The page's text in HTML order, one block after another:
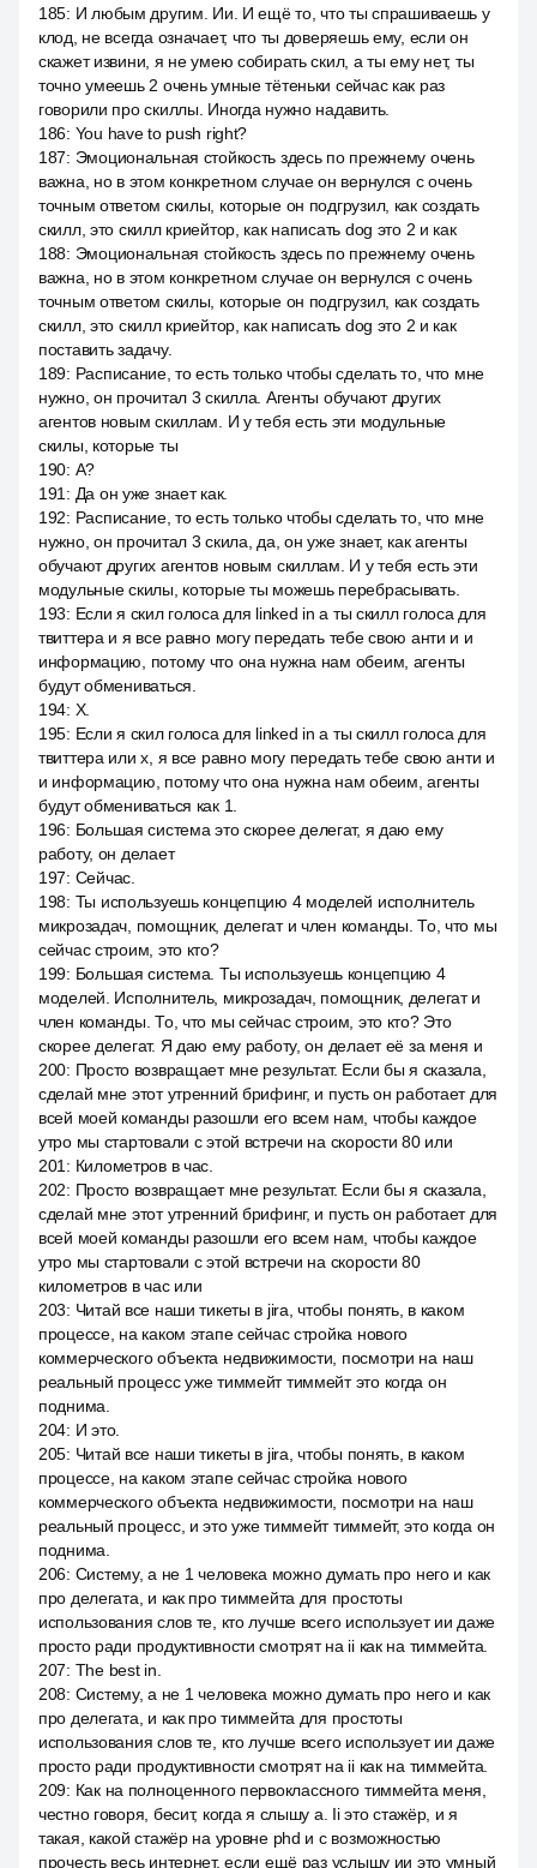
185: И любым другим. Ии. И ещё то, что ты спрашиваешь у
клод, не всегда означает, что ты доверяешь ему, если он
скажет извини, я не умею собирать скил, а ты ему нет, ты
точно умеешь 2 очень умные тётеньки сейчас как раз
говорили про скиллы. Иногда нужно надавить.
186: You have to push right?
187: Эмоциональная стойкость здесь по прежнему очень
важна, но в этом конкретном случае он вернулся с очень
точным ответом скилы, которые он подгрузил, как создать
скилл, это скилл криейтор, как написать dog это 2 и как
188: Эмоциональная стойкость здесь по прежнему очень
важна, но в этом конкретном случае он вернулся с очень
точным ответом скилы, которые он подгрузил, как создать
скилл, это скилл криейтор, как написать dog это 2 и как
поставить задачу.
189: Расписание, то есть только чтобы сделать то, что мне
нужно, он прочитал 3 скилла. Агенты обучают других
агентов новым скиллам. И у тебя есть эти модульные
скилы, которые ты
190: А?
191 : Да он уже знает как.
192: Расписание, то есть только чтобы сделать то, что мне
нужно, он прочитал 3 скила, да, он уже знает, как агенты
обучают других агентов новым скиллам. И у тебя есть эти
модульные скилы, которые ты можешь перебрасывать.
193: Если я скил голоса для linked in а ты скилл голоса для
твиттера и я все равно могу передать тебе свою анти и и
информацию, потому что она нужна нам обеим, агенты
будут обмениваться.
194: X.
195: Если я скил голоса для linked in а ты скилл голоса для
твиттера или x, я все равно могу передать тебе свою анти и
и информацию, потому что она нужна нам обеим, агенты
будут обмениваться как 1.
196: Большая система это скорее делегат, я даю ему
работу, он делает
197: Сейчас.
198: Ты используешь концепцию 4 моделей исполнитель
микрозадач, помощник, делегат и член команды. То, что мы
сейчас строим, это кто?
199: Большая система. Ты используешь концепцию 4
моделей. Исполнитель, микрозадач, помощник, делегат и
член команды. То, что мы сейчас строим, это кто? Это
скорее делегат. Я даю ему работу, он делает её за меня и
200: Просто возвращает мне результат. Если бы я сказала,
сделай мне этот утренний брифинг, и пусть он работает для
всей моей команды разошли его всем нам, чтобы каждое
утро мы стартовали с этой встречи на скорости 80 или
201 : Километров в час.
202: Просто возвращает мне результат. Если бы я сказала,
сделай мне этот утренний брифинг, и пусть он работает для
всей моей команды разошли его всем нам, чтобы каждое
утро мы стартовали с этой встречи на скорости 80
километров в час или
203: Читай все наши тикеты в jira, чтобы понять, в каком
процессе, на каком этапе сейчас стройка нового
коммерческого объекта недвижимости, посмотри на наш
реальный процесс уже тиммейт тиммейт это когда он
поднима.
204: И это.
205: Читай все наши тикеты в jira, чтобы понять, в каком
процессе, на каком этапе сейчас стройка нового
коммерческого объекта недвижимости, посмотри на наш
реальный процесс, и это уже тиммейт тиммейт, это когда он
поднима.
206: Систему, а не 1 человека можно думать про него и как
про делегата, и как про тиммейта для простоты
использования слов те, кто лучше всего использует ии даже
просто ради продуктивности смотрят на ii как на тиммейта.
207: The best in.
208: Систему, а не 1 человека можно думать про него и как
про делегата, и как про тиммейта для простоты
использования слов те, кто лучше всего использует ии даже
просто ради продуктивности смотрят на ii как на тиммейта.
209: Как на полноценного первоклассного тиммейта меня,
честно говоря, бесит, когда я слышу а. Ii это стажёр, и я
такая, какой стажёр на уровне phd и с возможностью
прочесть весь интернет, если ещё раз услышу ии это умный